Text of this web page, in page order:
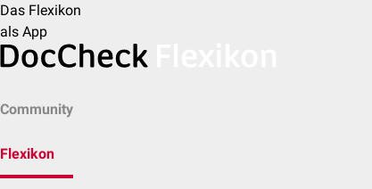
Das Flexikon
als App
Community
Flexikon